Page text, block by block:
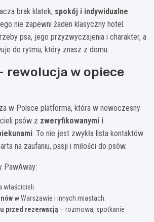
brak klatek, spokój i indywidualne
nie zapewni żaden klasyczny hotel.
psa, jego przyzwyczajenia i charakter, a
do rytmu, który znasz z domu.
rewolucja w opiece
w Polsce platforma, która w nowoczesny
psów z zweryfikowanymi i
. To nie jest zwykła lista kontaktów
na zaufaniu, pasji i miłości do psów.
PawAway:
właścicieli.
w Warszawie i innych miastach.
przed rezerwacją – rozmowa, spotkanie